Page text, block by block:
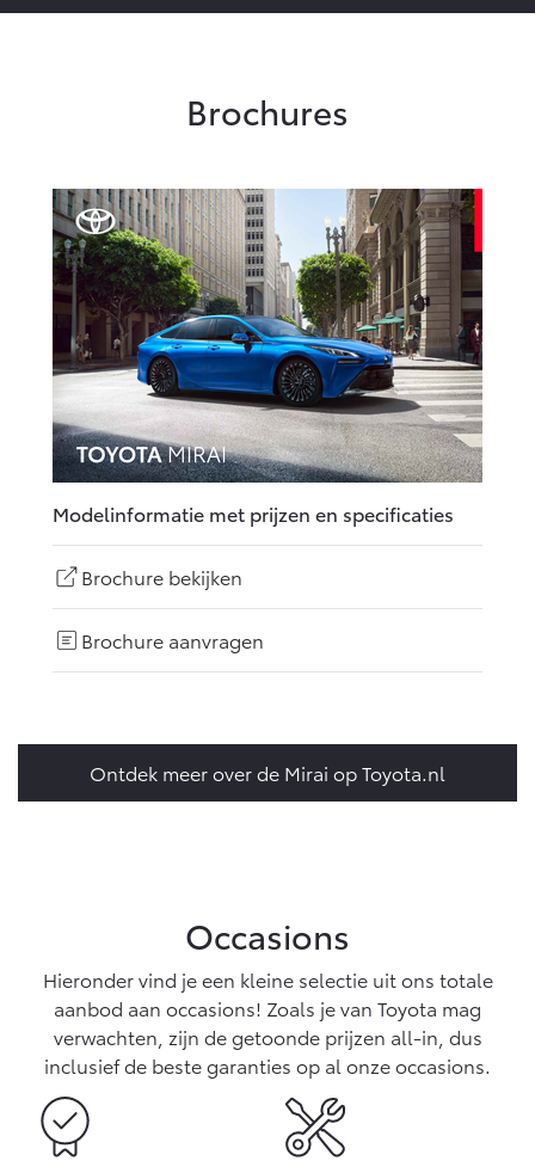
Brochures
Modelinformatie met prijzen en specificaties
Brochure bekijken
Brochure aanvragen
Ontdek meer over de Mirai op Toyota.nl
Occasions
Hieronder vind je een kleine selectie uit ons totale
aanbod aan occasions! Zoals je van Toyota mag
verwachten, zijn de getoonde prijzen all-in, dus
inclusief de beste garanties op al onze occasions.